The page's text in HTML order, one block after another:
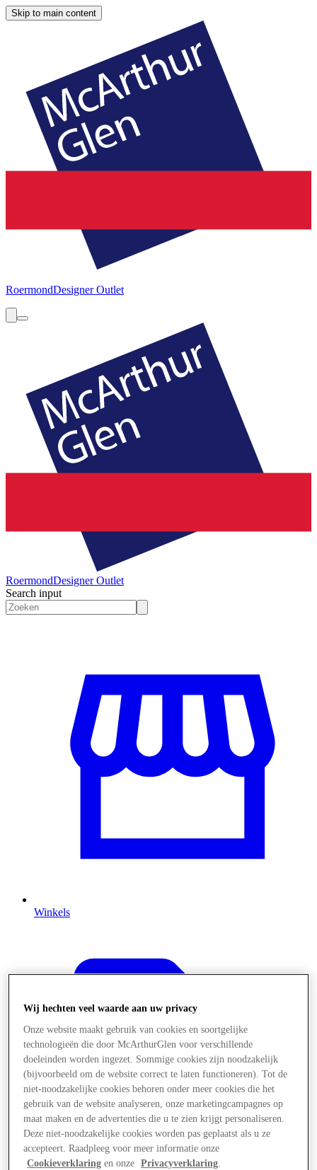
Skip to main content
RoermondDesigner Outlet
RoermondDesigner Outlet
Search input
Winkels
Wij hechten veel waarde aan uw privacy
Onze website maakt gebruik van cookies en soortgelijke
technologieën die door McArthurGlen voor verschillende
doeleinden worden ingezet. Sommige cookies zijn noodzakelijk
(bijvoorbeeld om de website correct te laten functioneren). Tot de
niet-noodzakelijke cookies behoren onder meer cookies die het
gebruik van de website analyseren, onze marketingcampagnes op
maat maken en de advertenties die u te zien krijgt personaliseren.
Deze niet-noodzakelijke cookies worden pas geplaatst als u ze
accepteert. Raadpleeg voor meer informatie onze
Cookieverklaring en onze Privacyverklaring.